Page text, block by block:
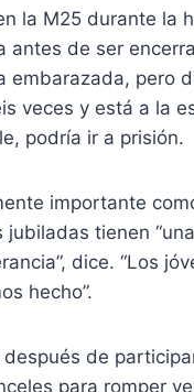
la M25 durante la
antes de ser
embarazada, pero
veces y está a la
podría ir a prisión.
importante
tienen
dice. “Los
hecho”.